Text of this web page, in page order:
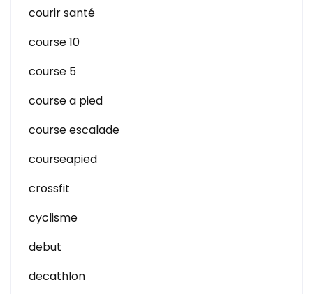
courir santé
course 10
course 5
course a pied
course escalade
courseapied
crossfit
cyclisme
debut
decathlon